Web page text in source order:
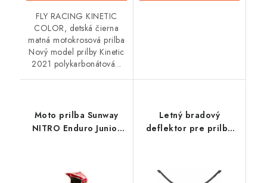
FLY RACING KINETIC
COLOR, detská čierna
matná motokrosová prilba
Nový model prilby Kinetic
2021 polykarbonátová...
Moto prilba Sunway
NITRO Enduro Junior
Letný bradový
deflektor pre prilbu